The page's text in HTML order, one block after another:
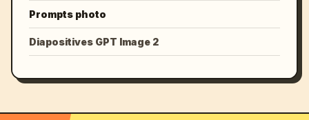
Prompts photo
Diapositives GPT Image 2